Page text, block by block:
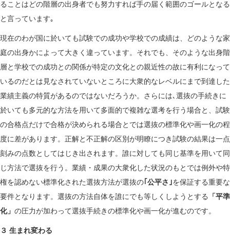
ることはどの階層の出身者でも努力すれば手の届く範囲のゴールとなる
と言っています｡
現在のわが国に於いても試験での成功や学校での成績は、どのような家
庭の出身かによって大きく違っています。それでも、そのような出身階
層と学校での成功との関係が特定の文化との親近性の故に有利になって
いるのだとは見なされていないところに大衆的なレベルにまで到達した
業績主義の特質があるのではないだろうか。さらには､選抜の手続きに
於いても多元的な方法を用いて多面的で複雑な選考を行う場合と、試験
の合格点だけで合格が決められる場合とでは選抜の標準化や画一化の程
度に差があります。正解と不正解の区別が明瞭につき試験の結果は一点
刻みの点数としてはじき出されます。誰に対しても同じ基準を用いて同
じ方法で選抜を行う。業績・成果の大衆化した状況のもとでは例外や特
権を認めない標準化された選抜方法が選抜の ｢公平さ｣を保証する重要な
要件となります。選抜の方法自体を誰にでも等しくしようとする
「平準
化」 の圧力が加わって選抜手続きの標準化や画一化が進むのです。
３ 生まれ変わる